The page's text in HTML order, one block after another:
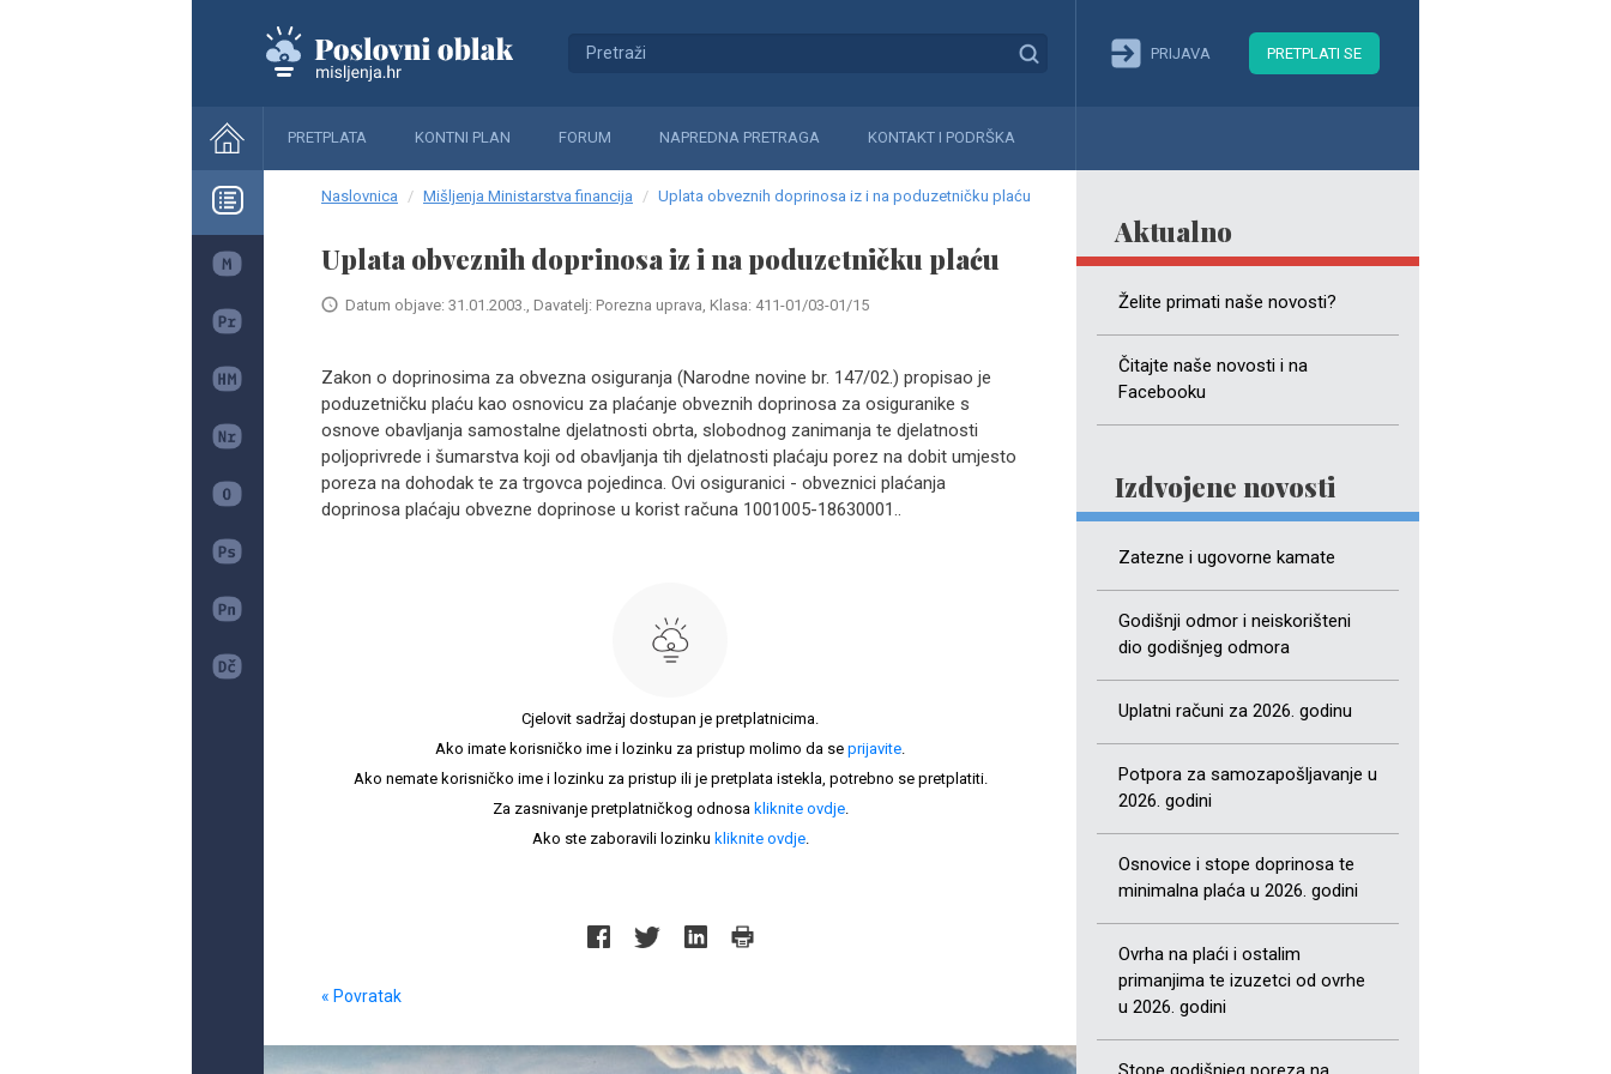
PRIJAVA PRETPLATI SE
PRETPLATA KONTNI PLAN FORUM NAPREDNA PRETRAGA KONTAKT I PODRŠKA
Aktualno
Želite primati naše novosti?
Čitajte naše novosti i na
Facebooku
Izdvojene novosti
Zatezne i ugovorne kamate
Godišnji odmor i neiskorišteni
dio godišnjeg odmora
Uplatni računi za 2026. godinu
Potpora za samozapošljavanje u
2026. godini
Osnovice i stope doprinosa te
minimalna plaća u 2026. godini
Ovrha na plaći i ostalim
primanjima te izuzetci od ovrhe
u 2026. godini
Naslovnica Mišljenja Ministarstva financija Uplata obveznih doprinosa iz i na poduzetničku plaću
Uplata obveznih doprinosa iz i na poduzetničku plaću
Datum objave: 31.01.2003., Davatelj: Porezna uprava, Klasa: 411-01/03-01/15
Zakon o doprinosima za obvezna osiguranja (Narodne novine br. 147/02.) propisao je
poduzetničku plaću kao osnovicu za plaćanje obveznih doprinosa za osiguranike s
osnove obavljanja samostalne djelatnosti obrta, slobodnog zanimanja te djelatnosti
poljoprivrede i šumarstva koji od obavljanja tih djelatnosti plaćaju porez na dobit umjesto
poreza na dohodak te za trgovca pojedinca. Ovi osiguranici - obveznici plaćanja
doprinosa plaćaju obvezne doprinose u korist računa 1001005-18630001..
Cjelovit sadržaj dostupan je pretplatnicima.
Ako imate korisničko ime i lozinku za pristup molimo da se prijavite.
Ako nemate korisničko ime i lozinku za pristup ili je pretplata istekla, potrebno se pretplatiti.
Za zasnivanje pretplatničkog odnosa kliknite ovdje.
Ako ste zaboravili lozinku kliknite ovdje.
« Povratak